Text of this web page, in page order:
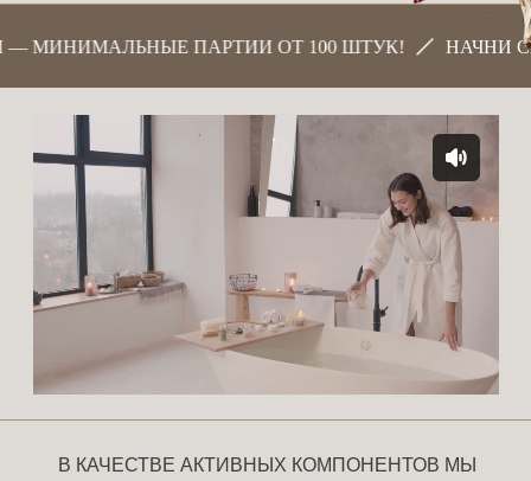
МИНИМАЛЬНЫЕ ПАРТИИ ОТ 100 ШТУК! НАЧНИ
В КАЧЕСТВЕ АКТИВНЫХ КОМПОНЕНТОВ МЫ